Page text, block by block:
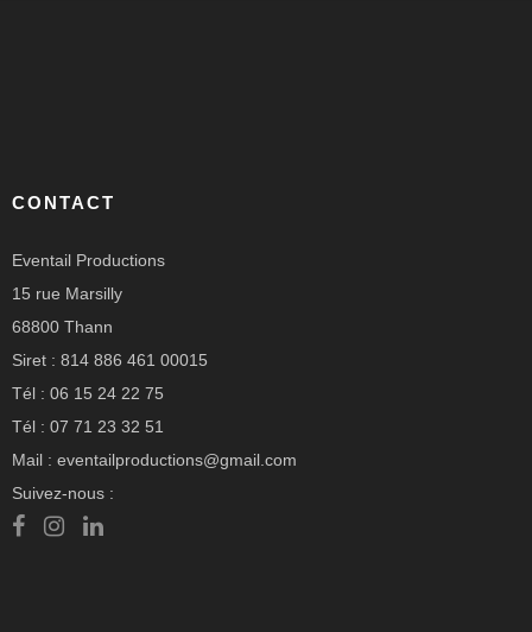
CONTACT
Eventail Productions
15 rue Marsilly
68800 Thann
Siret : 814 886 461 00015
Tél : 06 15 24 22 75
Tél : 07 71 23 32 51
Mail : eventailproductions@gmail.com
Suivez-nous :